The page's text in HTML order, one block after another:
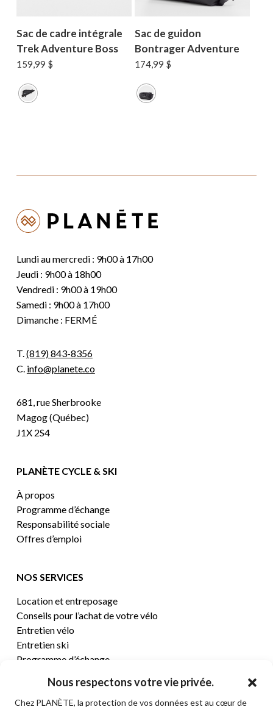
Nous respectons votre vie privée.
Chez PLANÈTE, la protection de vos données est au cœur de
Sac de cadre intégrale
Trek Adventure Boss
159,99 $
Sac de guidon
Bontrager Adventure
174,99 $
Lundi au mercredi : 9h00 à 17h00
Jeudi : 9h00 à 18h00
Vendredi : 9h00 à 19h00
Samedi : 9h00 à 17h00
Dimanche : FERMÉ
T.(819) 843-8356
C. info@planete.co
681, rue Sherbrooke
Magog (Québec)
J1X 2S4
PLANÈTE CYCLE & SKI
À propos
Programme d’échange
Responsabilité sociale
Offres d’emploi
NOS SERVICES
Location et entreposage
Conseils pour l’achat de votre vélo
Entretien vélo
Entretien ski
Programme d’échange
CENTRE D’AIDE